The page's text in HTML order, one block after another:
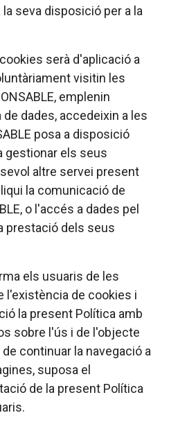
la seva disposició per a la
serà d'aplicació a
visitin les
emplenin
dades, accedeixin a les
posa a disposició
gestionar els seus
altre servei present
la comunicació de
o l'accés a dades pel
prestació dels seus
els usuaris de les
l'existència de cookies i
la present Política amb
sobre l'ús i de l'objecte
continuar la navegació a
suposa el
de la present Política